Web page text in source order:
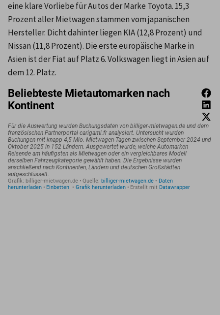
eine klare Vorliebe für Autos der Marke Toyota. 15,3
Prozent aller Mietwagen stammen vom japanischen
Hersteller. Dicht dahinter liegen KIA (12,8 Prozent) und
Nissan (11,8 Prozent). Die erste europäische Marke in
Asien ist der Fiat auf Platz 6. Volkswagen liegt in Asien auf
dem 12. Platz.